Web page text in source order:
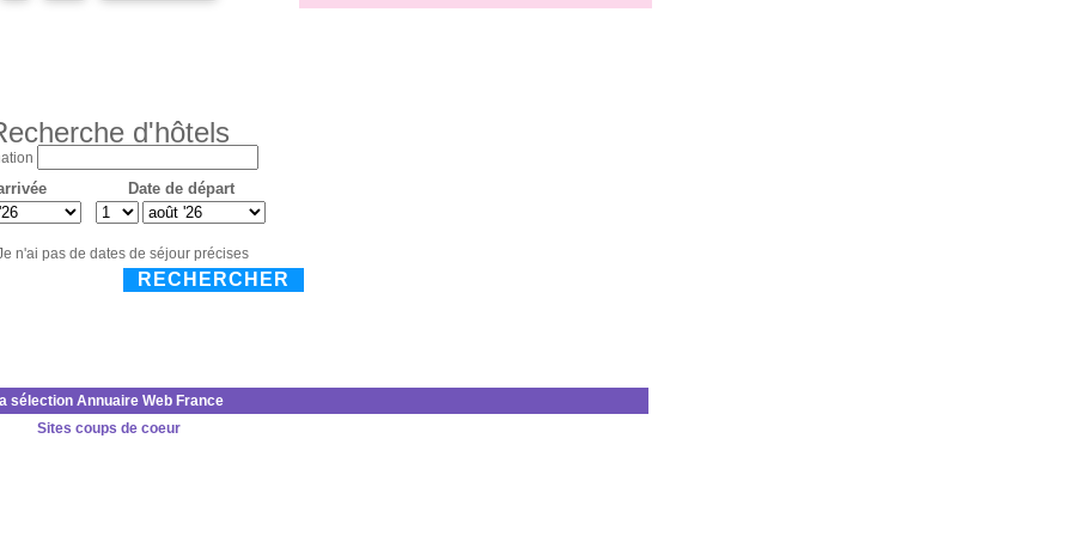
d'hôtels
Date de départ
n'ai pas de dates de séjour précises
RECHERCHER
la sélection Annuaire Web France
Sites coups de coeur